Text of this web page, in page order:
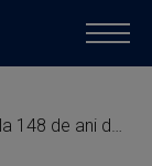
coaliţie de compromis nu a livrat nimic din ce a promis românilor”